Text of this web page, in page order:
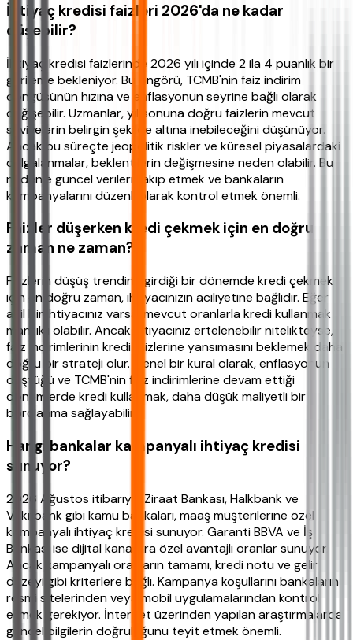
İhtiyaç kredisi faizleri 2026'da ne kadar
düşebilir?
İhtiyaç kredisi faizlerinde 2026 yılı içinde 2 ila 4 puanlık bir
gerileme bekleniyor. Bu öngörü, TCMB'nin faiz indirim
döngüsünün hızına ve enflasyonun seyrine bağlı olarak
değişebilir. Uzmanlar, yıl sonuna doğru faizlerin mevcut
seviyelerin belirgin şekilde altına inebileceğini düşünüyor.
Ancak bu süreçte jeopolitik riskler ve küresel piyasalardaki
dalgalanmalar, beklentilerin değişmesine neden olabilir. Bu
nedenle güncel verileri takip etmek ve bankaların
kampanyalarını düzenli olarak kontrol etmek önemli.
Faizler düşerken kredi çekmek için en doğru
zaman ne zaman?
Faizlerin düşüş trendine girdiği bir dönemde kredi çekmek
için en doğru zaman, ihtiyacınızın aciliyetine bağlıdır. Eğer
acil bir ihtiyacınız varsa, mevcut oranlarla kredi kullanmak
mantıklı olabilir. Ancak ihtiyacınız ertelenebilir nitelikteyse,
faiz indirimlerinin kredi faizlerine yansımasını beklemek daha
doğru bir strateji olur. Genel bir kural olarak, enflasyonun
düştüğü ve TCMB'nin faiz indirimlerine devam ettiği
dönemlerde kredi kullanmak, daha düşük maliyetli bir
borçlanma sağlayabilir.
Hangi bankalar kampanyalı ihtiyaç kredisi
sunuyor?
2026 Ağustos itibarıyla Ziraat Bankası, Halkbank ve
Vakıfbank gibi kamu bankaları, maaş müşterilerine özel
kampanyalı ihtiyaç kredisi sunuyor. Garanti BBVA ve İş
Bankası ise dijital kanallara özel avantajlı oranlar sunuyor.
Ancak kampanyalı oranların tamamı, kredi notu ve gelir
düzeyi gibi kriterlere bağlı. Kampanya koşullarını bankaların
resmi sitelerinden veya mobil uygulamalarından kontrol
etmek gerekiyor. İnternet üzerinden yapılan araştırmalarda
güncel bilgilerin doğruluğunu teyit etmek önemli.